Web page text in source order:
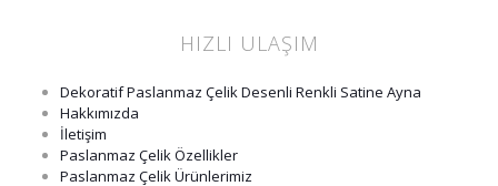
HIZLI ULAŞIM
Dekoratif Paslanmaz Çelik Desenli Renkli Satine Ayna
Hakkımızda
İletişim
Paslanmaz Çelik Özellikler
Paslanmaz Çelik Ürünlerimiz